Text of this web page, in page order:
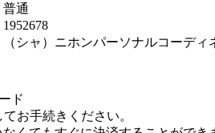
通
）ニホンパーソナルコーディネ
ド
お手続きください。